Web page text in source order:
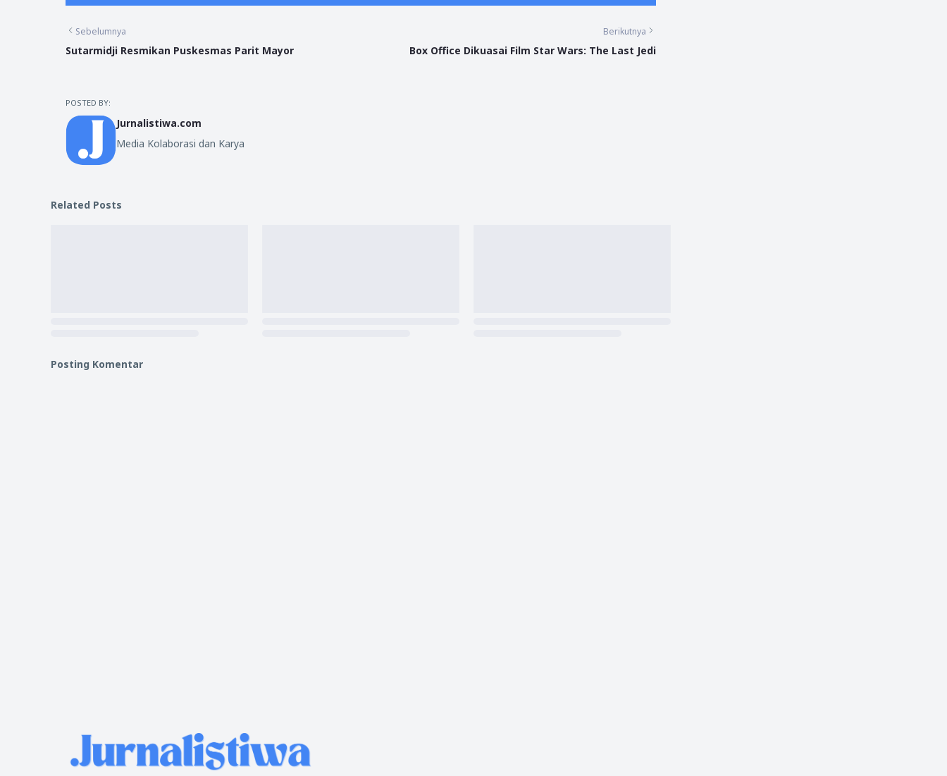
Sebelumnya
Sutarmidji Resmikan Puskesmas Parit Mayor
Berikutnya
Box Office Dikuasai Film Star Wars: The Last Jedi
POSTED BY:
Jurnalistiwa.com
Media Kolaborasi dan Karya
Related Posts
Posting Komentar